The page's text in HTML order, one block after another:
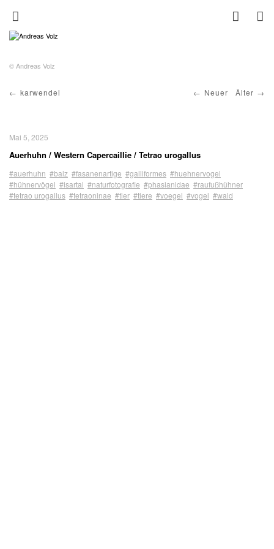
© Andreas Volz
Neuer Älter
karwendel
Mai 5, 2025
Auerhuhn / Western Capercaillie / Tetrao urogallus
#auerhuhn #balz #fasanenartige #galliformes #huehnervogel
#hühnervögel #isartal #naturfotografie #phasianidae #raufußhühner
#tetrao urogallus #tetraoninae #tier #tiere #voegel #vogel #wald